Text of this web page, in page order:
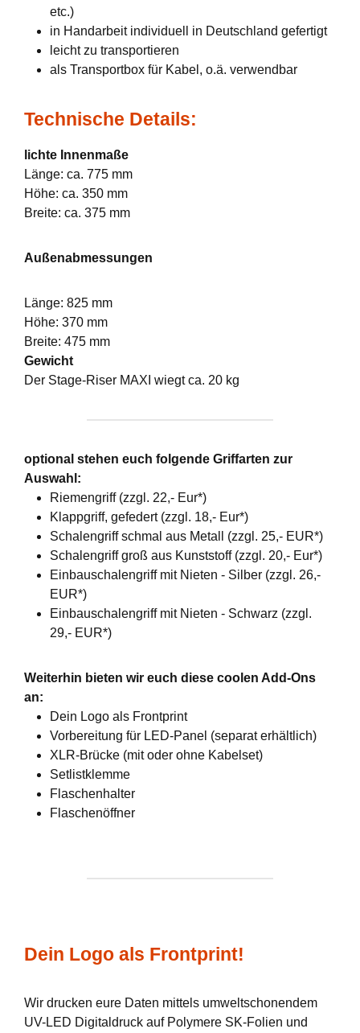
etc.)
in Handarbeit individuell in Deutschland gefertigt
leicht zu transportieren
als Transportbox für Kabel, o.ä. verwendbar
Technische Details:
lichte Innenmaße
Länge: ca. 775 mm
Höhe: ca. 350 mm
Breite: ca. 375 mm
Außenabmessungen
Länge: 825 mm
Höhe: 370 mm
Breite: 475 mm
Gewicht
Der Stage-Riser MAXI wiegt ca. 20 kg
optional stehen euch folgende Griffarten zur
Auswahl:
Riemengriff (zzgl. 22,- Eur*)
Klappgriff, gefedert (zzgl. 18,- Eur*)
Schalengriff schmal aus Metall (zzgl. 25,- EUR*)
Schalengriff groß aus Kunststoff (zzgl. 20,- Eur*)
Einbauschalengriff mit Nieten - Silber (zzgl. 26,-
EUR*)
Einbauschalengriff mit Nieten - Schwarz (zzgl.
29,- EUR*)
Weiterhin bieten wir euch diese coolen Add-Ons
an:
Dein Logo als Frontprint
Vorbereitung für LED-Panel (separat erhältlich)
XLR-Brücke (mit oder ohne Kabelset)
Setlistklemme
Flaschenhalter
Flaschenöffner
Dein Logo als Frontprint!
Wir drucken eure Daten mittels umweltschonendem
UV-LED Digitaldruck auf Polymere SK-Folien und